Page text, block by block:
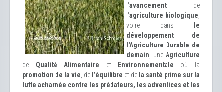
l'avancement de
l'agriculture biologique
voire dans
le
développement de
l'Agriculture Durable de
demain , une Agriculture
de Qualité Alimentaire et Environnementale où la
promotion de la vie , de l’équilibre et de la santé prime sur la
lutte acharnée contre les prédateurs, les adventices et les